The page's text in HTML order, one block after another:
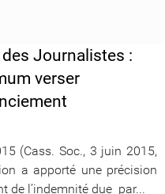
Journalistes :
verser
(Cass. Soc., 3 juin 2015,
a apporté une précision
de l’indemnité due par...